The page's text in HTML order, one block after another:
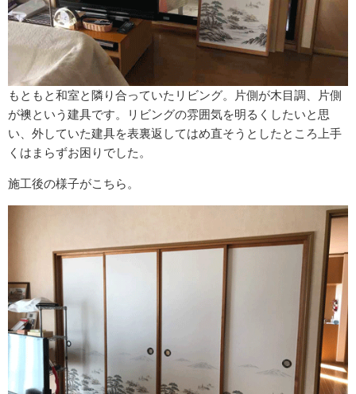
もともと和室と隣り合っていたリビング。片側が木目調、片側
が襖という建具です。リビングの雰囲気を明るくしたいと思
い、外していた建具を表裏返してはめ直そうとしたところ上手
くはまらずお困りでした。
施工後の様子がこちら。